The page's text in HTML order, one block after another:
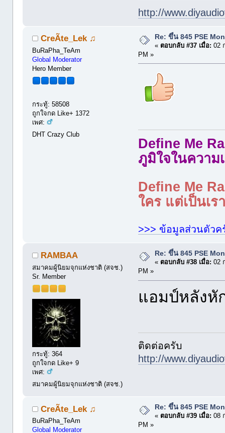
http://
CreÃte_Lek ♫
BuRaPha_TeAm
Global Moderator
Hero Member
กระทู้: 58508
ถูกใจกด Like+ 1372
เพศ:
DHT Crazy Club
Re: ขึ้น 845 PSE
« ตอบกลับ #37 เมื่อ: 02
PM »
Define Me
ภูมิใจในความ
Define Me
ใคร แต่เป็นเ
>>> ข้อมูลส่วนตัวค
RAMBAA
สมาคมผู้นิยมจุกแห่งชาติ (สจช.)
Sr. Member
กระทู้: 364
ถูกใจกด Like+ 9
เพศ:
สมาคมผู้นิยมจุกแห่งชาติ (สจช.)
Re: ขึ้น 845 PSE
« ตอบกลับ #38 เมื่อ: 02
PM »
แอมป์หลังหั
ติดต่อครับ
http://
CreÃte_Lek ♫
BuRaPha_TeAm
Global Moderator
Re: ขึ้น 845 PSE
« ตอบกลับ #39 เมื่อ: 08
PM »